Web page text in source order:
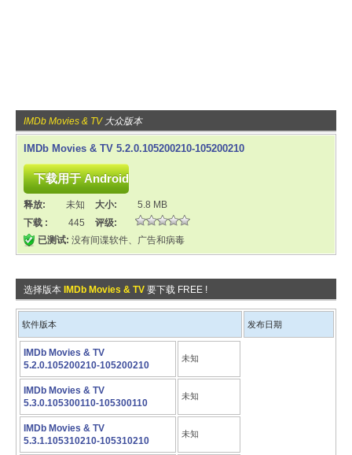
IMDb Movies & TV大众版本
IMDb Movies & TV 5.2.0.105200210-105200210
释放: 未知 大小:
5.8 MB
下载 :
445
评级:
已测试: 没有间谍软件、广告和病毒
选择版本 IMDb Movies & TV 要下载 FREE !
软件版本 发布日期
IMDb Movies & TV
5.2.0.105200210-105200210
未知
IMDb Movies & TV
5.3.0.105300110-105300110
未知
IMDb Movies & TV
5.3.1.105310210-105310210
未知